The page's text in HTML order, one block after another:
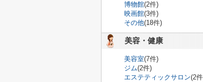
博物館(2件)
映画館(3件)
その他(18件)
美容・健康
美容室(7件)
ジム(2件)
エステティックサロン(2